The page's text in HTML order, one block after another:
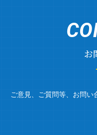
お
ご意見、ご質問等、お問